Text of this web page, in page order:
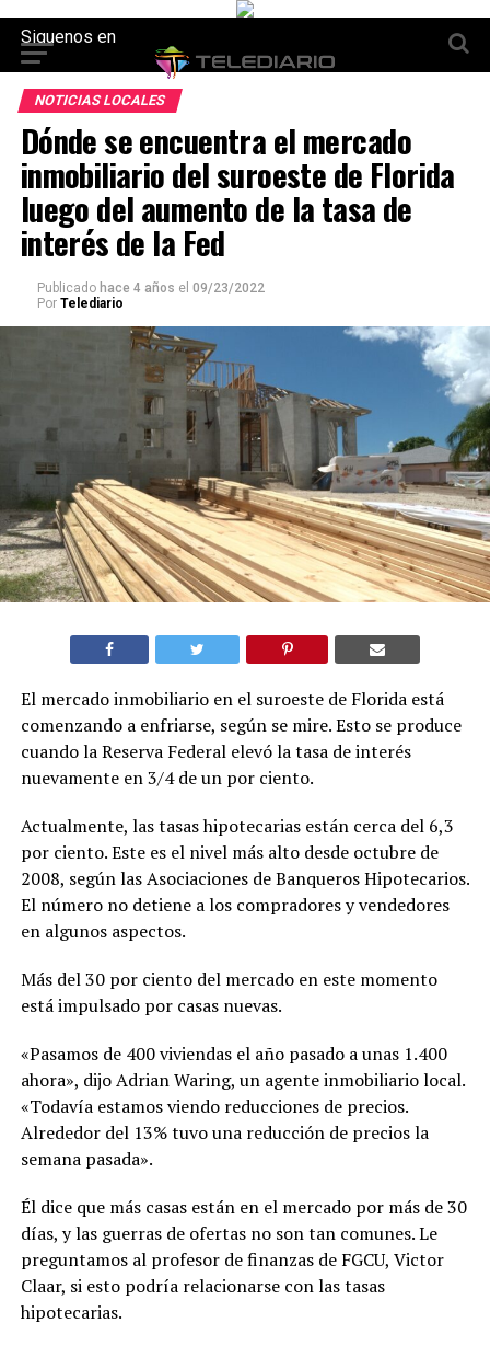
Siguenos en
NOTICIAS LOCALES
Dónde se encuentra el mercado
inmobiliario del suroeste de Florida
luego del aumento de la tasa de
interés de la Fed
Publicado hace 4 años el 09/23/2022
Por Telediario
El mercado inmobiliario en el suroeste de Florida está
comenzando a enfriarse, según se mire. Esto se produce
cuando la Reserva Federal elevó la tasa de interés
nuevamente en 3/4 de un por ciento.
Actualmente, las tasas hipotecarias están cerca del 6,3
por ciento. Este es el nivel más alto desde octubre de
2008, según las Asociaciones de Banqueros Hipotecarios.
El número no detiene a los compradores y vendedores
en algunos aspectos.
Más del 30 por ciento del mercado en este momento
está impulsado por casas nuevas.
«Pasamos de 400 viviendas el año pasado a unas 1.400
ahora», dijo Adrian Waring, un agente inmobiliario local.
«Todavía estamos viendo reducciones de precios.
Alrededor del 13% tuvo una reducción de precios la
semana pasada».
Él dice que más casas están en el mercado por más de 30
días, y las guerras de ofertas no son tan comunes. Le
preguntamos al profesor de finanzas de FGCU, Victor
Claar, si esto podría relacionarse con las tasas
hipotecarias.